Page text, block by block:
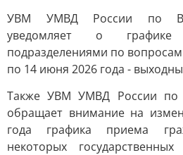
УВМ УМВД России по
уведомляет о
подразделениями по
по 14 июня 2026 года -
Также УВМ УМВД России по
обращает внимание на
года графика приема
некоторых